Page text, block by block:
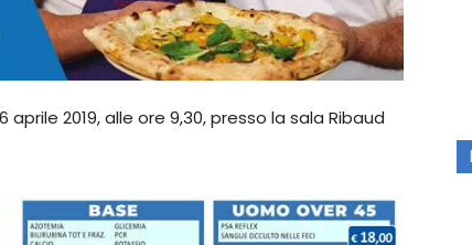
2019, alle ore 9,30, presso la sala Ribaud